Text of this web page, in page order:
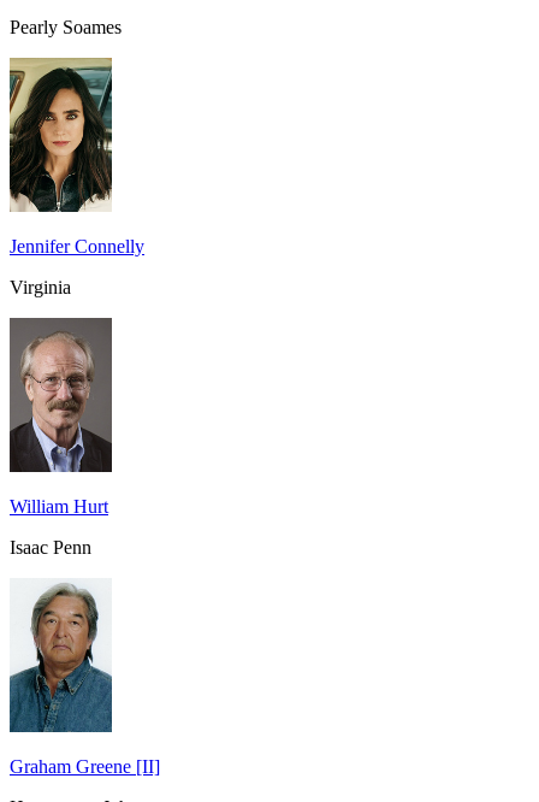
Pearly Soames
Jennifer Connelly
Virginia
William Hurt
Isaac Penn
Graham Greene [II]